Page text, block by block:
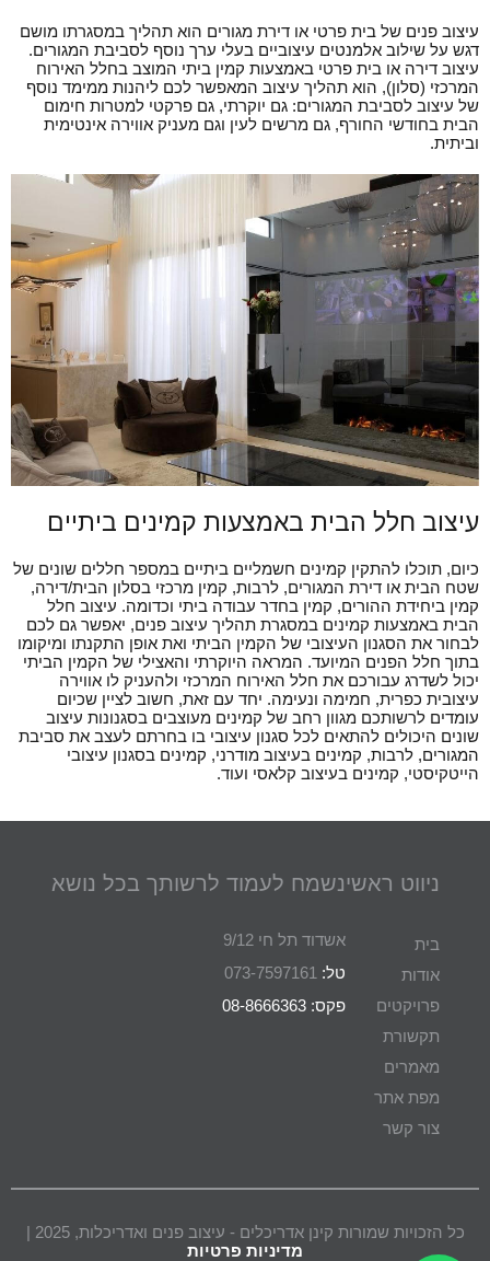
עיצוב פנים של בית פרטי או דירת מגורים הוא תהליך במסגרתו מושם
דגש על שילוב אלמנטים עיצוביים בעלי ערך נוסף לסביבת המגורים.
עיצוב דירה או בית פרטי באמצעות קמין ביתי המוצב בחלל האירוח
המרכזי (סלון), הוא תהליך עיצוב המאפשר לכם ליהנות ממימד נוסף
של עיצוב לסביבת המגורים: גם יוקרתי, גם פרקטי למטרות חימום
הבית בחודשי החורף, גם מרשים לעין וגם מעניק אווירה אינטימית
וביתית.
עיצוב חלל הבית באמצעות קמינים ביתיים
כיום, תוכלו להתקין קמינים חשמליים ביתיים במספר חללים שונים של
שטח הבית או דירת המגורים, לרבות, קמין מרכזי בסלון הבית/דירה,
קמין ביחידת ההורים, קמין בחדר עבודה ביתי וכדומה. עיצוב חלל
הבית באמצעות קמינים במסגרת תהליך עיצוב פנים, יאפשר גם לכם
לבחור את הסגנון העיצובי של הקמין הביתי ואת אופן התקנתו ומיקומו
בתוך חלל הפנים המיועד. המראה היוקרתי והאצילי של הקמין הביתי
יכול לשדרג עבורכם את חלל האירוח המרכזי ולהעניק לו אווירה
עיצובית כפרית, חמימה ונעימה. יחד עם זאת, חשוב לציין שכיום
עומדים לרשותכם מגוון רחב של קמינים מעוצבים בסגנונות עיצוב
שונים היכולים להתאים לכל סגנון עיצובי בו בחרתם לעצב את סביבת
המגורים, לרבות, קמינים בעיצוב מודרני, קמינים בסגנון עיצובי
הייטקיסטי, קמינים בעיצוב קלאסי ועוד.
ניווט ראשי
בית
אודות
פרויקטים
תקשורת
מאמרים
מפת אתר
צור קשר
נשמח לעמוד לרשותך בכל נושא
אשדוד תל חי 9/12
טל: 073-7597161
פקס: 08-8666363
כל הזכויות שמורות קינן אדריכלים - עיצוב פנים ואדריכלות, 2025 |
מדיניות פרטיות